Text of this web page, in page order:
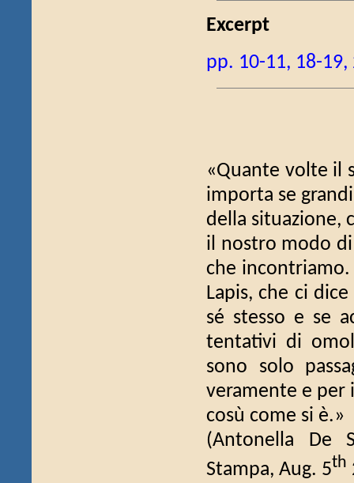
Excerpt
pp. 10-11, 18-19,
«Quante volte il
importa se
della situazione,
il nostro modo
che incontriamo.
Lapis, che ci
sé stesso e se
tentativi di
sono solo
veramente e per
cosù come si è.»
(Antonella De
Stampa, Aug. 5th